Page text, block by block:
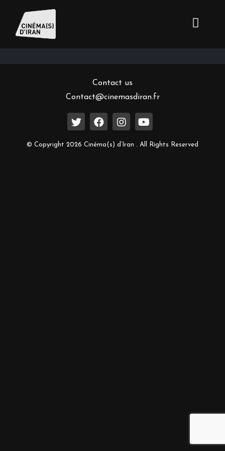
Inscrivez-vous à notre newsletter
Contact us
Contact@cinemasdiran.fr
© Copyright 2026 Cinéma(s) d’Iran . All Rights Reserved